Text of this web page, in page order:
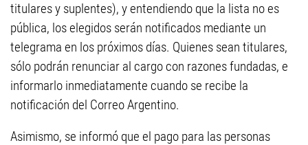
titulares y suplentes), y entendiendo que la lista no es
pública, los elegidos serán notificados mediante un
telegrama en los próximos días. Quienes sean titulares,
sólo podrán renunciar al cargo con razones fundadas, e
informarlo inmediatamente cuando se recibe la
notificación del Correo Argentino.
Asimismo, se informó que el pago para las personas